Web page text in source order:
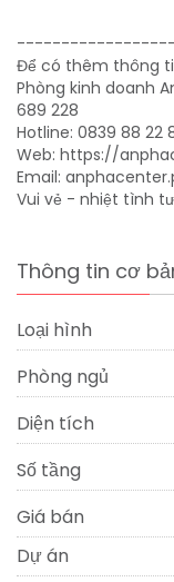
Để có thêm thông
Phòng kinh doanh
689 228
Hotline: 0839 88 22
Web: https://
Email:
Vui vẻ - nhiệt tình
Thông tin cơ
Loại hình
Phòng ngủ
Diện tích
Số tầng
Giá bán
Dự án